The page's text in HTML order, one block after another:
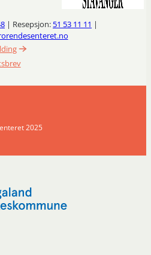
| Resepsjon: 51 53 11 11 |
2025